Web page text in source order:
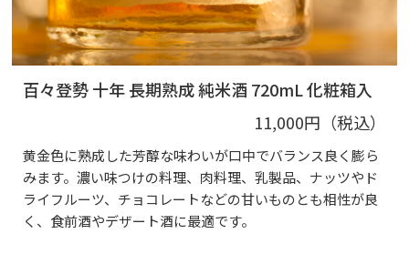
百々登勢 十年 長期熟成 純米酒 720mL 化粧箱入
11,000円（税込）
黄金色に熟成した芳醇な味わいが口中でバランス良く膨ら
みます。濃い味つけの料理、肉料理、乳製品、ナッツやド
ライフルーツ、チョコレートなどの甘いものとも相性が良
く、食前酒やデザート酒に最適です。